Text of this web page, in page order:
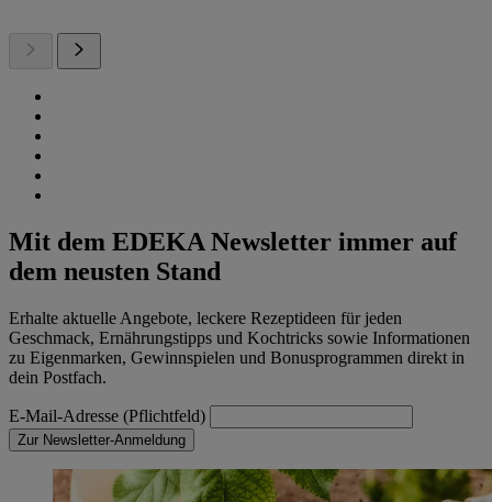
Mit dem EDEKA Newsletter immer auf
dem neusten Stand
Erhalte aktuelle Angebote, leckere Rezeptideen für jeden
Geschmack, Ernährungstipps und Kochtricks sowie Informationen
zu Eigenmarken, Gewinnspielen und Bonusprogrammen direkt in
dein Postfach.
E-Mail-Adresse (Pflichtfeld)
Zur Newsletter-Anmeldung